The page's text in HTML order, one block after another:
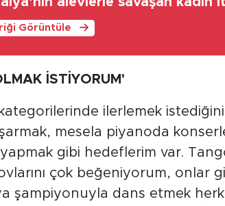
Görüntüle
İSTİYORUM'
ilerlemek
mesela piyanoda
gibi hedeflerim var.
çok beğeniyorum, onlar
şampiyonuyla dans etmek